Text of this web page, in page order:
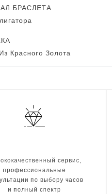
БРАСЛЕТА
Красного Золота
сервис,
профессиональные
по выбору часов
и полный спектр